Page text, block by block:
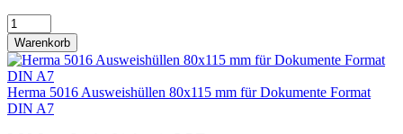
Warenkorb
Herma 5016 Ausweishüllen 80x115 mm für Dokumente Format
DIN A7